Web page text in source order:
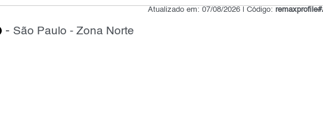
Atualizado em: 07/08/2026 | Código:
- São Paulo - Zona Norte